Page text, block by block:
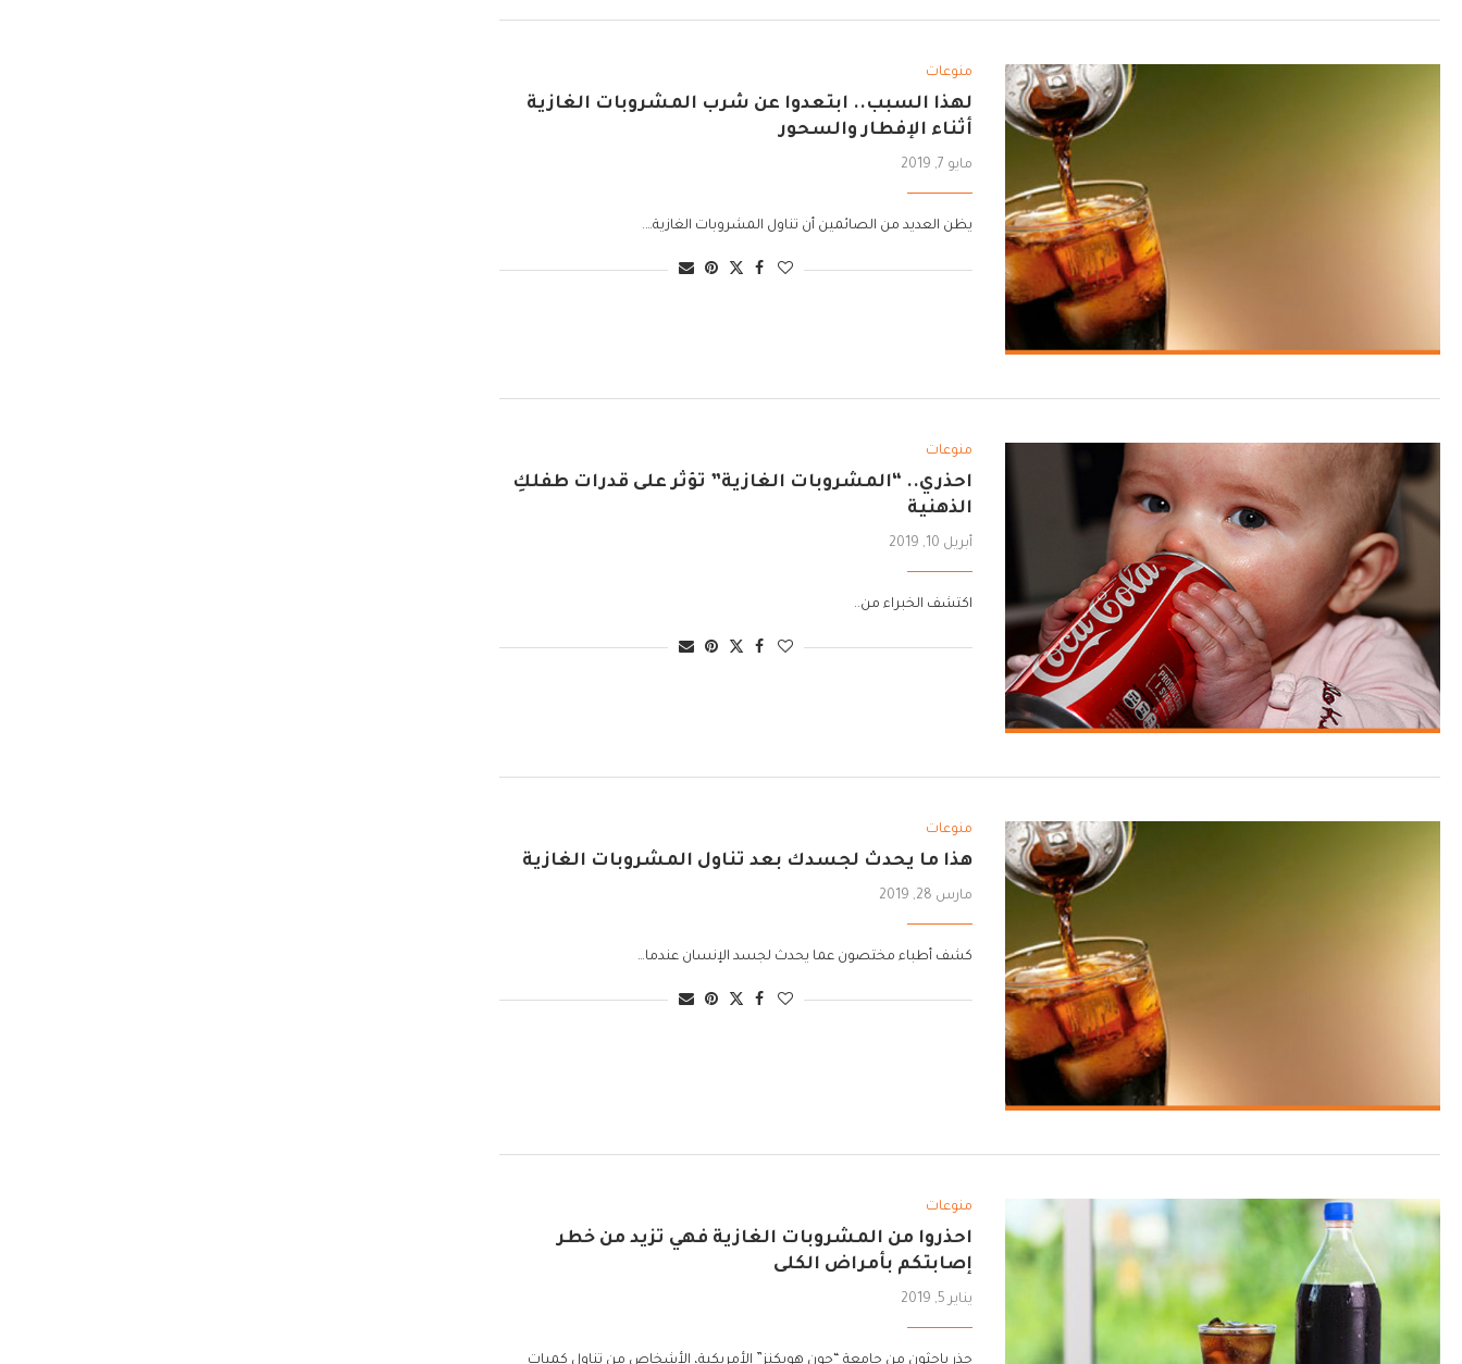
منوعات
لهذا السبب.. ابتعدوا عن شرب المشروبات الغازية
أثناء الإفطار والسحور
مايو 7, 2019
يظن العديد من الصائمين أن تناول المشروبات الغازية….
منوعات
احذري.. “المشروبات الغازية” تؤثر على قدرات طفلكِ
الذهنية
أبريل 10, 2019
اكتشف الخبراء من..
منوعات
هذا ما يحدث لجسدك بعد تناول المشروبات الغازية
مارس 28, 2019
كشف أطباء مختصون عما يحدث لجسد الإنسان عندما…
منوعات
احذروا من المشروبات الغازية فهي تزيد من خطر
إصابتكم بأمراض الكلى
يناير 5, 2019